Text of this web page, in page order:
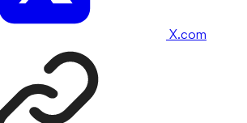
X.com